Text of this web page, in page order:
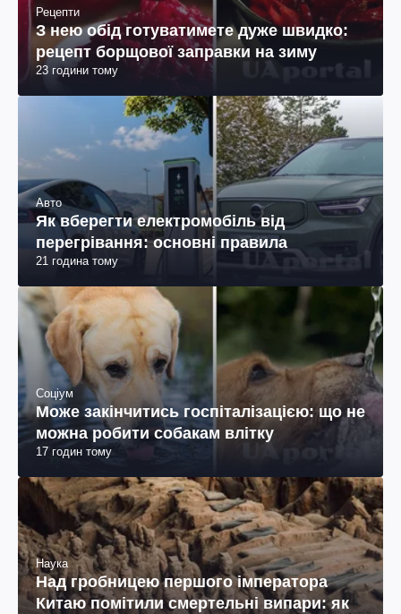
Рецепти
З нею обід готуватимете дуже швидко:
рецепт борщової заправки на зиму
23 години тому
Авто
Як вберегти електромобіль від
перегрівання: основні правила
21 година тому
Соціум
Може закінчитись госпіталізацією: що не
можна робити собакам влітку
17 годин тому
Наука
Над гробницею першого імператора
Китаю помітили смертельні випари: як